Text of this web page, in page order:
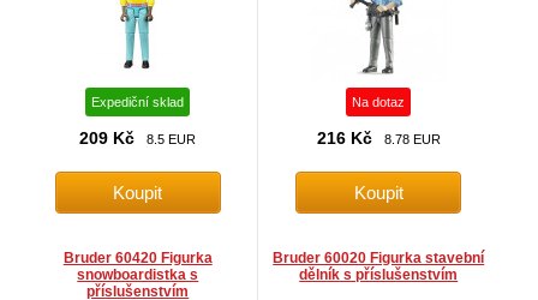
Expediční sklad
209 Kč 8.5 EUR
Na dotaz
216 Kč 8.78 EUR
Bruder 60420 Figurka
snowboardistka s
příslušenstvím
Bruder 60020 Figurka stavební
dělník s příslušenstvím